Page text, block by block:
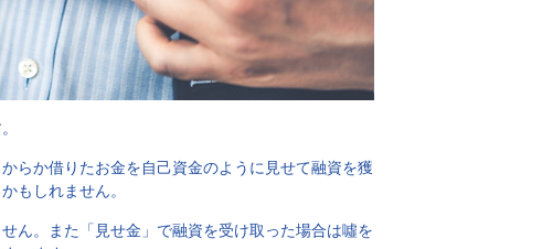
らか借りたお金を自己資金のように見せて融資を獲
もしれません。
ん。また「見せ金」で融資を受け取った場合は噓を